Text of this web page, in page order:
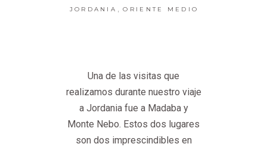
JORDANIA , ORIENTE MEDIO
Una de las visitas que
realizamos durante nuestro viaje
a Jordania fue a Madaba y
Monte Nebo. Estos dos lugares
son dos imprescindibles en